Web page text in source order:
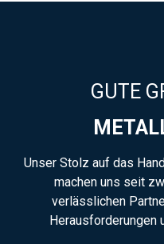
GUTE
Unser Stolz auf das
machen uns seit
verlässlichen
Herausforderungen